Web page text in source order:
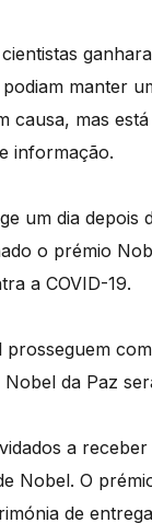
manter
causa, mas
informação.
um dia
o prémio
a COVID-19.
prosseguem
da Paz
a
Nobel. O
de